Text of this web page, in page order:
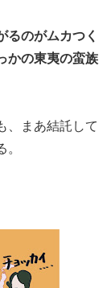
るのがムカつく
かの東夷の蛮族
、まあ結託して